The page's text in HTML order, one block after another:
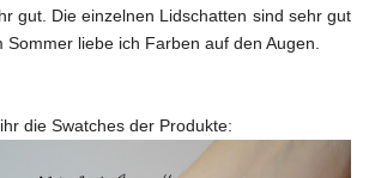
gut. Die einzelnen Lidschatten sind sehr gut
Sommer liebe ich Farben auf den Augen.
die Swatches der Produkte: